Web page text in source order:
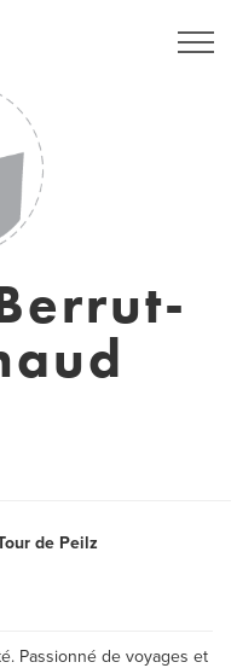
de Peilz
Passionné de voyages et